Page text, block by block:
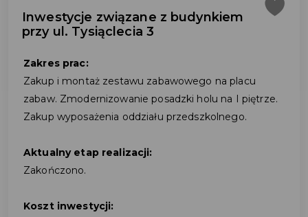
Inwestycje związane z budynkiem
przy ul. Tysiąclecia 3
Zakres prac:
Zakup i montaż zestawu zabawowego na placu
zabaw. Zmodernizowanie posadzki holu na I piętrze.
Zakup wyposażenia oddziału przedszkolnego.
Aktualny etap realizacji:
Zakończono.
Koszt inwestycji: